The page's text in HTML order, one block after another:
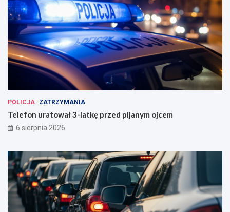
POLICJA ZATRZYMANIA
Telefon uratował 3-latkę przed pijanym ojcem
6 sierpnia 2026